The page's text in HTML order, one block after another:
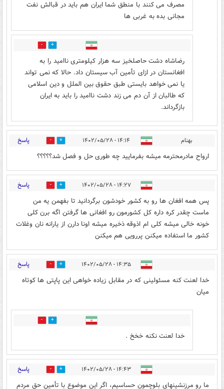
مصرف می کنند با منطق شما ایران هم باید در قبالش نفت
مجانی بده به غربی ها
4
رضاشاه دشت حاصلخیز سه هزار کیلومتری ناامید را به
افغانستان در ازای تأمین آب سیستان داد. حالا که نمی تواند
یا نمی خواهد بایستی طبق حقوق بین الملل و دین اسلامی
که طالبان از آن دم می زند دشت ناامید را باید به ایران
بازگرداند.
بهنام ۱۴:۱۴ - ۱۴۰۲/۰۵/۲۸ 26 پاسخ
ارواح مادرمحترمه میشه بفرمایید چه طوری حل و فصل شد؟؟؟؟؟
۱۴:۲۷ - ۱۴۰۲/۰۵/۲۸ 47 پاسخ
پس همه افغان ها رو به کشور خودشون برگردانید تا بفهمن یه من
ماست چقدر کره داره کل کشورمون رو افغانی ها گرفتن اگه برن کلی
خونه خالی میشه کلی ام اذوقه ذخیره میشه اونا دارن از یارانه نان وغلات
کشور ما استفاده میکنن پررویی هم میکنن
۱۴:۳۵ - ۱۴۰۲/۰۵/۲۸ 48 پاسخ
خدا لعنت کنه مسئولینی که در مقابل زیاده خواهی این پاپتی ها کوتاه
میان
0
خدا لعنت نکنه خخخ .
۱۴:۴۳ - ۱۴۰۲/۰۵/۲۸ 40 پاسخ
ما رو مرزنشینهای بلوچمون حساسیم، اگر این موضوع با تأمین حق مردم